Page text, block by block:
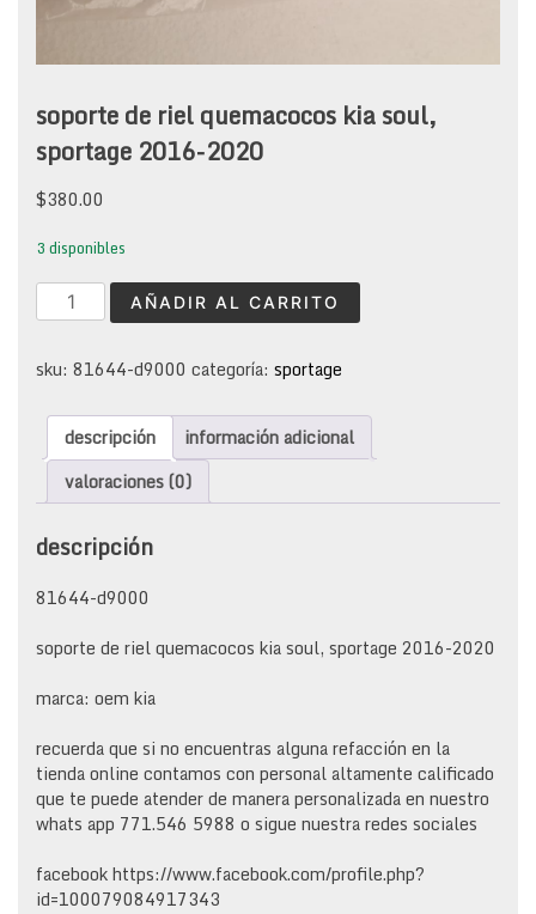
soporte de riel quemacocos kia soul,
sportage 2016-2020
$380.00
3 disponibles
soporte
de
quemacocos
soul,
sportage
2016-
2020
AÑADIR AL CARRITO
sku: 81644-d9000 categoría: sportage
descripción
información adicional
valoraciones (0)
descripción
81644-d9000
soporte de riel quemacocos kia soul, sportage 2016-2020
marca: oem kia
recuerda que si no encuentras alguna refacción en la
tienda online contamos con personal altamente calificado
que te puede atender de manera personalizada en nuestro
whats app 771.546 5988 o sigue nuestra redes sociales
facebook https://www.facebook.com/profile.php?
id=100079084917343